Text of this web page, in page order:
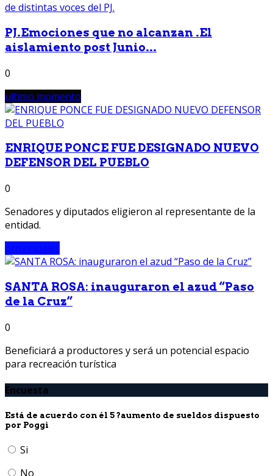
PJ.Emociones que no alcanzan .El
aislamiento post Junio...
0
ultimo momento
ENRIQUE PONCE FUE DESIGNADO NUEVO
DEFENSOR DEL PUEBLO
0
Senadores y diputados eligieron al representante de la
entidad.
SANTA ROSA: inauguraron el azud “Paso
de la Cruz”
0
Beneficiará a productores y será un potencial espacio
para recreación turística
Encuesta
Está de acuerdo con él 5 ?aumento de sueldos dispuesto
por Poggi
Si
No